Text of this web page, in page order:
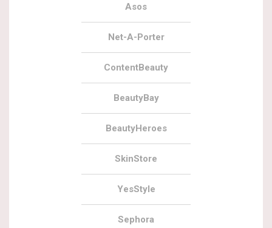
Asos
Net-A-Porter
ContentBeauty
BeautyBay
BeautyHeroes
SkinStore
YesStyle
Sephora